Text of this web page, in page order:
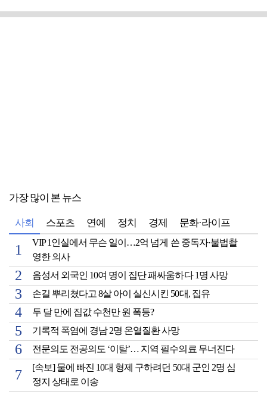
가장 많이 본 뉴스
사회 스포츠 연예 정치 경제 문화·라이프
VIP 1인실에서 무슨 일이…2억 넘게 쓴 중독자·불법촬
영한 의사
음성서 외국인 10여 명이 집단 패싸움하다 1명 사망
손길 뿌리쳤다고 8살 아이 실신시킨 50대, 집유
두 달 만에 집값 수천만 원 폭등?
기록적 폭염에 경남 2명 온열질환 사망
전문의도 전공의도 ‘이탈’… 지역 필수의료 무너진다
[속보] 물에 빠진 10대 형제 구하려던 50대 군인 2명 심
정지 상태로 이송